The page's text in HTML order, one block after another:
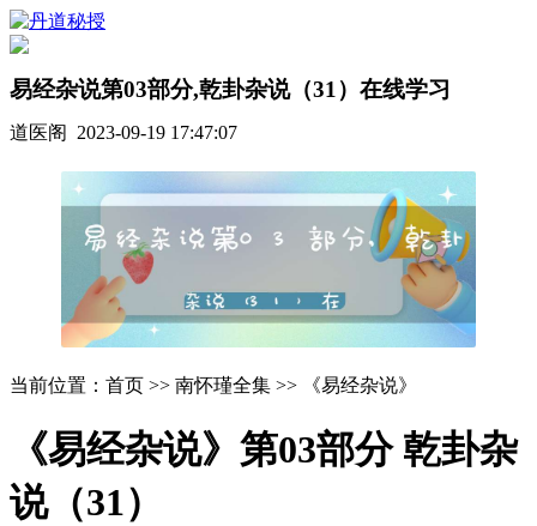
易经杂说第03部分,乾卦杂说（31）在线学习
道医阁 2023-09-19 17:47:07
当前位置：首页 >> 南怀瑾全集 >> 《易经杂说》
《易经杂说》第03部分 乾卦杂
说（31）